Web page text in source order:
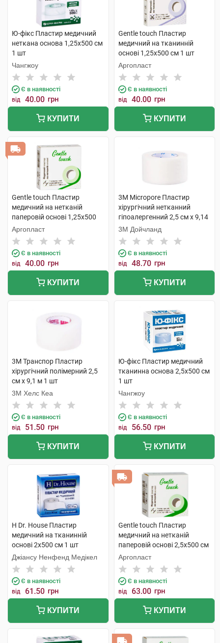
Ю-фікс Пластир медичний
неткана основа 1,25х500 см
1 шт
Чангжоу
Є в наявності
від 40.00 грн
КУПИТИ
Gentle touch Пластир
медичний на тканинній
основі 1,25х500 см 1 шт
Аргопласт
Є в наявності
від 40.00 грн
КУПИТИ
Gentle touch Пластир
медичний на нетканій
паперовій основі 1,25х500
см 1 шт
Аргопласт
Є в наявності
від 40.00 грн
КУПИТИ
3M Micropore Пластир
хірургічний нетканний
гіпоалергенний 2,5 см х 9,14
м 1 шт
3М Дойчланд
Є в наявності
від 48.70 грн
КУПИТИ
3M Транспор Пластир
хірургічний полімерний 2,5
см х 9,1 м 1 шт
3M Хелс Кеа
Є в наявності
від 51.50 грн
КУПИТИ
Ю-фікс Пластир медичний
тканинна основа 2,5х500 см
1 шт
Чангжоу
Є в наявності
від 56.50 грн
КУПИТИ
H Dr. House Пластир
медичний на тканинній
основі 2х500 см 1 шт
Джіансу Ненфенд Медікел
Є в наявності
від 61.50 грн
КУПИТИ
Gentle touch Пластир
медичний на нетканій
паперовій основі 2,5х500 см
1 шт
Аргопласт
Є в наявності
від 63.00 грн
КУПИТИ